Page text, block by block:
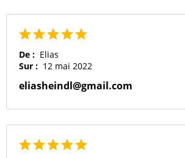
De : Elias
Sur : 12 mai 2022
eliasheindl@gmail.com